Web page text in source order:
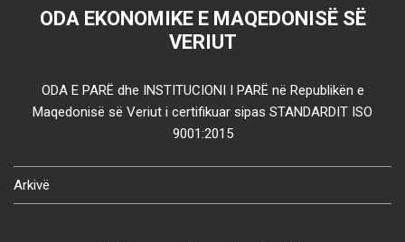
ODA EKONOMIKE E MAQEDONISË SË
VERIUT
ODA E PARË dhe INSTITUCIONI I PARË në Republikën e
Maqedonisë së Veriut i certifikuar sipas STANDARDIT ISO
9001:2015
Arkivë